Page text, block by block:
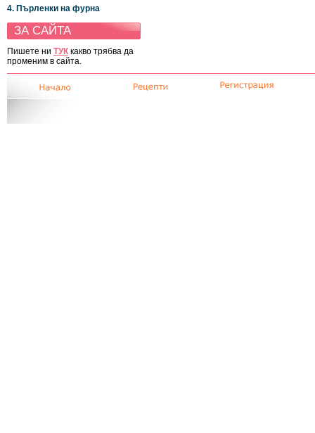
4. Пърленки на фурна
ЗА САЙТА
Пишете ни ТУК какво трябва да
променим в сайта.